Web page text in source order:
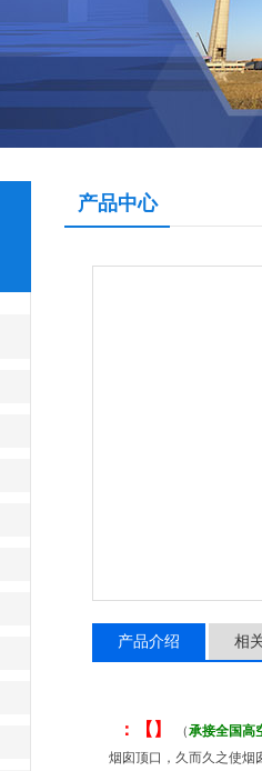
产品中心
产品介绍 相
：【】 （承接全国高
烟囱顶口，久而久之使烟